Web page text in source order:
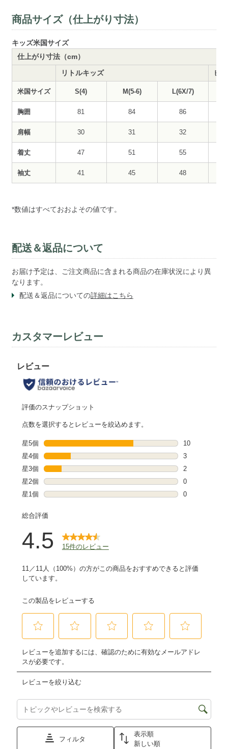
商品サイズ（仕上がり寸法）
キッズ米国サイズ
仕上がり寸法（cm）
リトルキッズ
ビ
米国サイズ S(4) M(5-6) L(6X/7)
胸囲 81 84 86
肩幅 30 31 32
着丈 47 51 55
袖丈 41 45 48
*数値はすべておおよその値です。
配送＆返品について
お届け予定は、ご注文商品に含まれる商品の在庫状況により異
なります。
配送＆返品についての詳細はこちら
カスタマーレビュー